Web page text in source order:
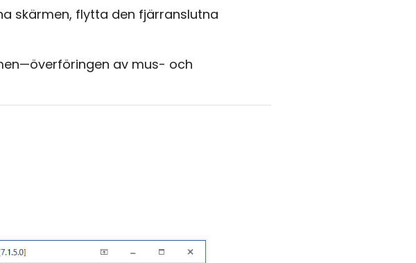
skärmen, flytta den fjärranslutna
av mus- och